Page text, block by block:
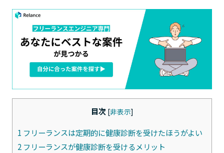
目次 [非表示]
1 フリーランスは定期的に健康診断を受けたほうがよい
2フリーランスが健康診断を受けるメリット